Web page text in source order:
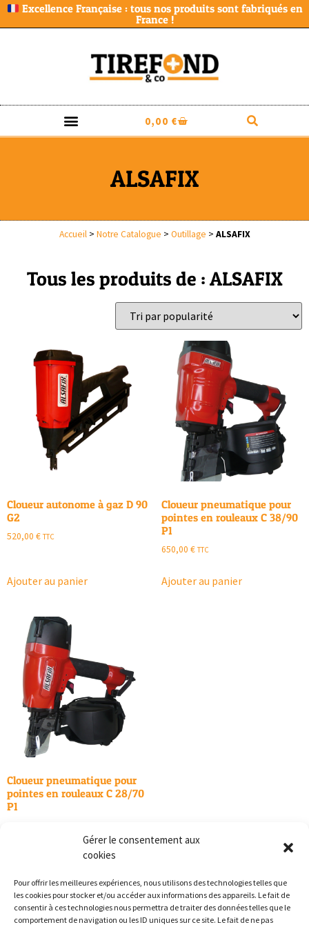
Gérer le consentement aux
cookies
Pour offrir les meilleures expériences, nous utilisons des technologies telles que
les cookies pour stocker et/ou accéder aux informations des appareils. Le fait de
consentir à ces technologies nous permettra de traiter des données telles que le
comportement de navigation ou les ID uniques sur ce site. Le fait de ne pas
Excellence Française : tous nos produits sont fabriqués en
France !
0,00 €
ALSAFIX
Accueil> Notre Catalogue > Outillage > ALSAFIX
Tous les produits de : ALSAFIX
Cloueur autonome à gaz D 90
G2
520,00 € TTC
Ajouter au panier
Cloueur pneumatique pour
pointes en rouleaux C 38/90
P1
650,00 € TTC
Ajouter au panier
Cloueur pneumatique pour
pointes en rouleaux C 28/70
P1
Ajouter au panier